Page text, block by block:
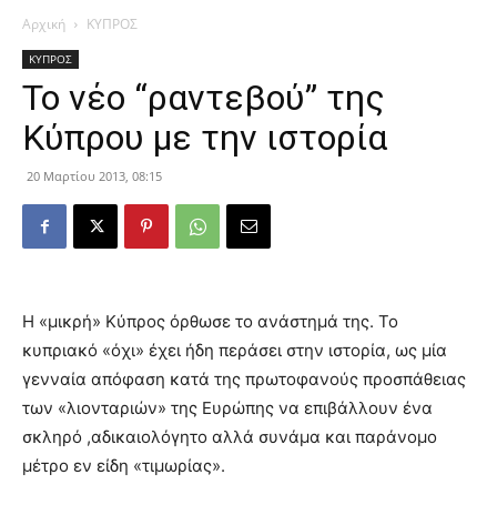
Αρχική ΚΥΠΡΟΣ
ΚΥΠΡΟΣ
Το νέο “ραντεβού” της
Κύπρου με την ιστορία
20 Μαρτίου 2013, 08:15
Η «μικρή» Κύπρος όρθωσε το ανάστημά της. Το
κυπριακό «όχι» έχει ήδη περάσει στην ιστορία, ως μία
γενναία απόφαση κατά της πρωτοφανούς προσπάθειας
των «λιονταριών» της Ευρώπης να επιβάλλουν ένα
σκληρό ,αδικαιολόγητο αλλά συνάμα και παράνομο
μέτρο εν είδη «τιμωρίας».